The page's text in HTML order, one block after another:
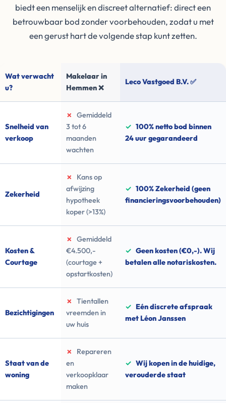
biedt een menselijk en discreet alternatief: direct een
betrouwbaar bod zonder voorbehouden, zodat u met
een gerust hart de volgende stap kunt zetten.
Wat verwacht
u?
Makelaar in
Hemmen ❌
Leco Vastgoed B.V. ✅
Snelheid van
verkoop
✗
Gemiddeld
3 tot 6
maanden
wachten
✓ 100% netto bod binnen
24 uur gegarandeerd
Zekerheid
✗
Kans op
afwijzing
hypotheek
koper (>13%)
✓ 100% Zekerheid (geen
financieringsvoorbehouden)
Kosten &
Courtage
✗
Gemiddeld
€4.500,-
(courtage +
opstartkosten)
✓ Geen kosten (€0,-). Wij
betalen alle notariskosten.
Bezichtigingen
✗
Tientallen
vreemden in
uw huis
✓ Eén discrete afspraak
met Léon Janssen
Staat van de
woning
✗
Repareren
en
verkoopklaar
maken
✓ Wij kopen in de huidige,
verouderde staat